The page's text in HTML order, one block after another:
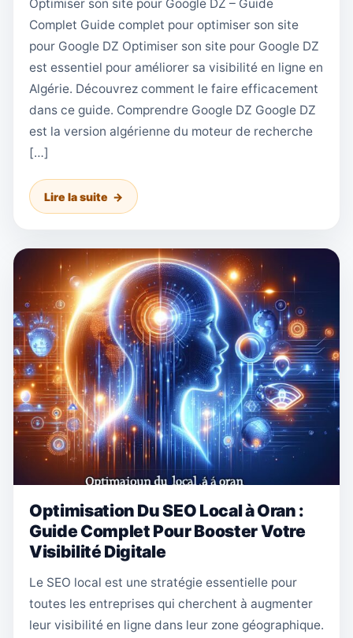
Optimiser son site pour Google DZ – Guide
Complet Guide complet pour optimiser son site
pour Google DZ Optimiser son site pour Google DZ
est essentiel pour améliorer sa visibilité en ligne en
Algérie. Découvrez comment le faire efficacement
dans ce guide. Comprendre Google DZ Google DZ
est la version algérienne du moteur de recherche
[…]
Lire la suite
Optimisation Du SEO Local à Oran :
Guide Complet Pour Booster Votre
Visibilité Digitale
Le SEO local est une stratégie essentielle pour
toutes les entreprises qui cherchent à augmenter
leur visibilité en ligne dans leur zone géographique.